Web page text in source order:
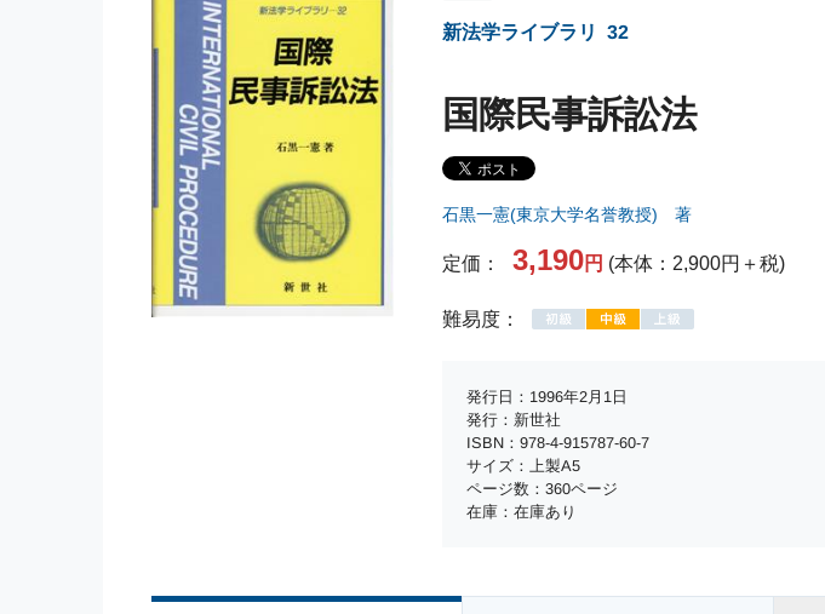
新法学ライブラリ 32
国際民事訴訟法
石黒一憲(東京大学名誉教授) 著
定価： 3,190円 (本体：2,900円＋税)
難易度：
発行日：1996年2月1日
発行：新世社
ISBN：978-4-915787-60-7
サイズ：上製A5
ページ数：360ページ
在庫：在庫あり